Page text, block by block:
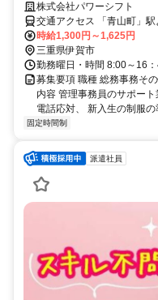
株式会社パワーシフト
交通アクセス 「青山町」
あり
時給1,300円～1,625円
三重県伊賀市
勤務曜日・時間 8:00～16：
募集要項 職種 総務事務そ
内容 管理事務員のサポー
電話応対、 新入生の制服
固定時間制
派遣社員